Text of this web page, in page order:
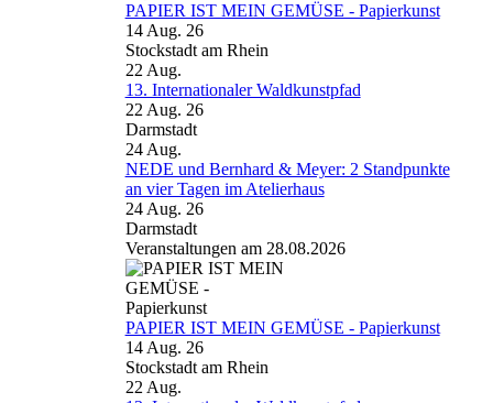
PAPIER IST MEIN GEMÜSE - Papierkunst
14 Aug. 26
Stockstadt am Rhein
22 Aug.
13. Internationaler Waldkunstpfad
22 Aug. 26
Darmstadt
24 Aug.
NEDE und Bernhard & Meyer: 2 Standpunkte
an vier Tagen im Atelierhaus
24 Aug. 26
Darmstadt
Veranstaltungen am 28.08.2026
PAPIER IST MEIN GEMÜSE - Papierkunst
14 Aug. 26
Stockstadt am Rhein
22 Aug.